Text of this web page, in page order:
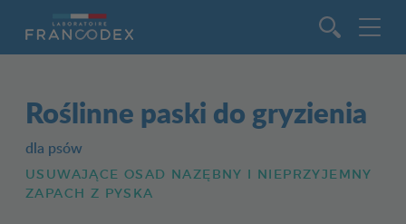
Roślinne paski do gryzienia
dla psów
USUWAJĄCE OSAD NAZĘBNY I NIEPRZYJEMNY
ZAPACH Z PYSKA